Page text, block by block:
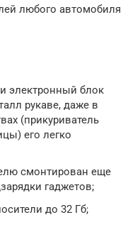
любого автомобиля
электронный блок
рукаве, даже в
(прикуриватель
его легко
смонтирован еще
гаджетов;
до 32 Гб;